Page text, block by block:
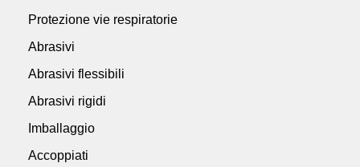
Protezione vie respiratorie
Abrasivi
Abrasivi flessibili
Abrasivi rigidi
Imballaggio
Accoppiati